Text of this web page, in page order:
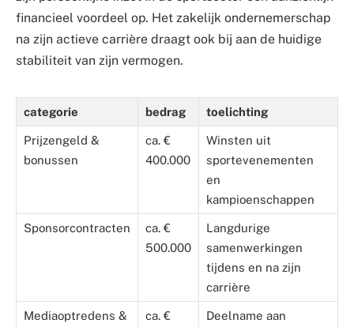
financieel voordeel op. Het zakelijk ondernemerschap
na zijn actieve carrière draagt ook bij aan de huidige
stabiliteit van zijn vermogen.
categorie bedrag toelichting
Prijzengeld &
bonussen
ca. €
400.000
Winsten uit
sportevenementen
en
kampioenschappen
Sponsorcontracten
ca. €
500.000
Langdurige
samenwerkingen
tijdens en na zijn
carrière
Mediaoptredens &
ca. €
Deelname aan